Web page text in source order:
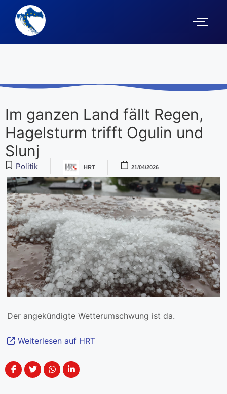
Im ganzen Land fällt Regen,
Hagelsturm trifft Ogulin und
Slunj
Politik HRT 21/04/2026
Der angekündigte Wetterumschwung ist da.
Weiterlesen auf HRT